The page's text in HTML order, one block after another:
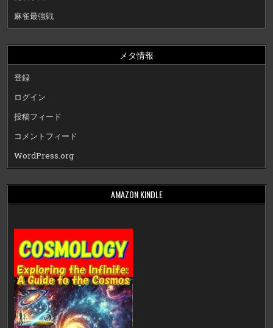
麻雀最強戦
メタ情報
登録
ログイン
投稿フィード
コメントフィード
WordPress.org
AMAZON KINDLE